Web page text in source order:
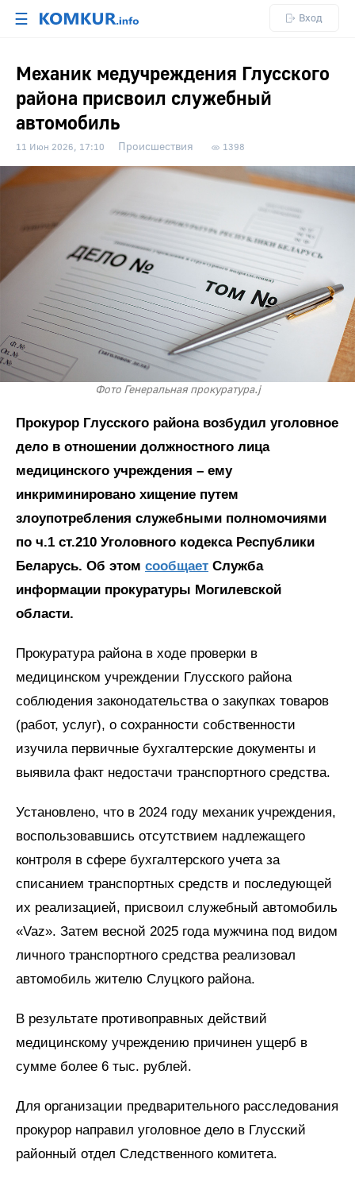
☰ Вход
Механик медучреждения Глусского
района присвоил служебный
автомобиль
11 Июн 2026, 17:10 Происшествия 1398
Фото Генеральная прокуратура.j
Прокурор Глусского района возбудил уголовное
дело в отношении должностного лица
медицинского учреждения – ему
инкриминировано хищение путем
злоупотребления служебными полномочиями
по ч.1 ст.210 Уголовного кодекса Республики
Беларусь. Об этом сообщает Служба
информации прокуратуры Могилевской
области.
Прокуратура района в ходе проверки в
медицинском учреждении Глусского района
соблюдения законодательства о закупках товаров
(работ, услуг), о сохранности собственности
изучила первичные бухгалтерские документы и
выявила факт недостачи транспортного средства.
Установлено, что в 2024 году механик учреждения,
воспользовавшись отсутствием надлежащего
контроля в сфере бухгалтерского учета за
списанием транспортных средств и последующей
их реализацией, присвоил служебный автомобиль
«Vaz». Затем весной 2025 года мужчина под видом
личного транспортного средства реализовал
автомобиль жителю Слуцкого района.
В результате противоправных действий
медицинскому учреждению причинен ущерб в
сумме более 6 тыс. рублей.
Для организации предварительного расследования
прокурор направил уголовное дело в Глусский
районный отдел Следственного комитета.